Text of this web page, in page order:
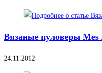
Вязаные пуловеры Mes
24.11.2012